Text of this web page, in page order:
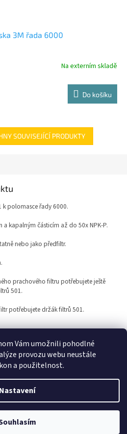
Vám umožnili pohodlné
provozu webu neustále
a použitelnost.
Nastavení
3M řada 6000
Na externím skladě
Do košíku
SOUVISEJÍCÍ PRODUKTY
k polomasce řady 6000.
a kapalným částicím až do 50x NPK-P.
nebo jako předfiltr.
prachového filtru potřebujete ještě
501.
potřebujete držák filtrů 501.
oděvy Jiří Vyskočil. Všechna práva
vyhrazena.